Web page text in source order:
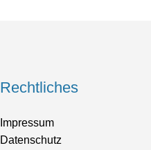
Rechtliches
Impressum
Datenschutz